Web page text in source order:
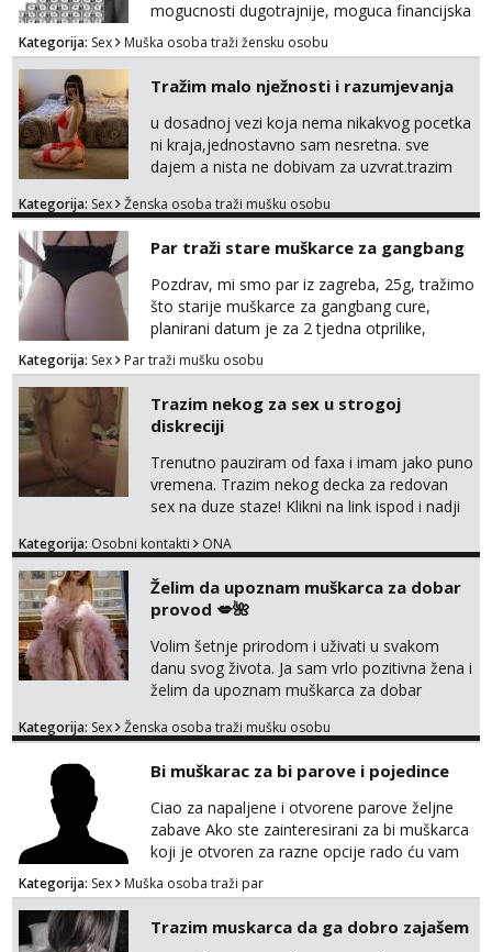
mogucnosti dugotrajnije, moguca financijska
potpora!
Kategorija: Sex Muška osoba traži žensku osobu
Tražim malo nježnosti i razumjevanja
u dosadnoj vezi koja nema nikakvog pocetka
ni kraja,jednostavno sam nesretna. sve
dajem a nista ne dobivam za uzvrat.trazim
trazim puno samo malo njeznosti i
poljupce po tijelu koji me jako
pale,obozavam kad muskarac preuzme
kontrolu . javi se :) Klikni na link ispod i nadji
me tamo, cekam te!
Kategorija: Sex Ženska osoba traži mušku osobu
Par traži stare muškarce za gangbang
Pozdrav, mi smo par iz zagreba, 25g, tražimo
što starije muškarce za gangbang cure,
planirani datum je za 2 tjedna otprilike,
slobodno se javite na wapp ako odgovarate
opisu
Kategorija: Sex Par traži mušku osobu
Trazim nekog za sex u strogoj
diskreciji
Trenutno pauziram od faxa i imam jako puno
vremena. Trazim nekog decka za redovan
sex na duze staze! Klikni na link ispod i nadji
Kategorija: Osobni kontakti ONA
Želim da upoznam muškarca za dobar
provod 💋🌺
Volim šetnje prirodom i uživati u svakom
danu svog života. Ja sam vrlo pozitivna žena i
želim da upoznam muškarca za dobar
na link ispod i nadji me tamo, cekam te!
Kategorija: Sex Ženska osoba traži mušku osobu
Bi muškarac za bi parove i pojedince
Ciao za napaljene i otvorene parove željne
zabave Ako ste zainteresirani za bi muškarca
koji je otvoren za razne opcije rado ću vam
se odazvati. Javite se na Mail
puffac@gmail.com i prepustite se iskusnom i
bi masera Makarska i okolica
Kategorija: Sex Muška osoba traži par
Trazim muskarca da ga dobro zajašem